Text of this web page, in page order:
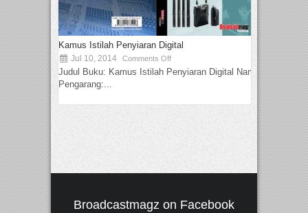
Kamus Istilah Penyiaran Digital
Jul 10, 2014 Comments Off
Judul Buku: Kamus Istilah Penyiaran Digital Nama
Pengarang:...
Broadcastmagz on Facebook